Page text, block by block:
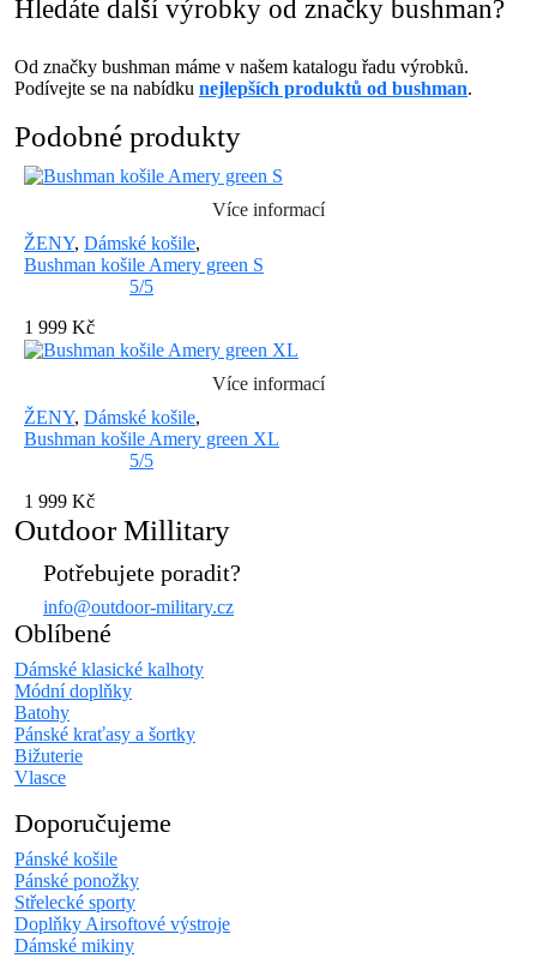
Hledáte další výrobky od značky bushman?
Od značky bushman máme v našem katalogu řadu výrobků.
Podívejte se na nabídku nejlepších produktů od bushman.
Podobné produkty
Více informací
ŽENY, Dámské košile,
Bushman košile Amery green S
5/5
1 999 Kč
Více informací
ŽENY, Dámské košile,
Bushman košile Amery green XL
5/5
1 999 Kč
Outdoor Millitary
Potřebujete poradit?
info@outdoor-military.cz
Oblíbené
Dámské klasické kalhoty
Módní doplňky
Batohy
Pánské kraťasy a šortky
Bižuterie
Vlasce
Doporučujeme
Pánské košile
Pánské ponožky
Střelecké sporty
Doplňky Airsoftové výstroje
Dámské mikiny